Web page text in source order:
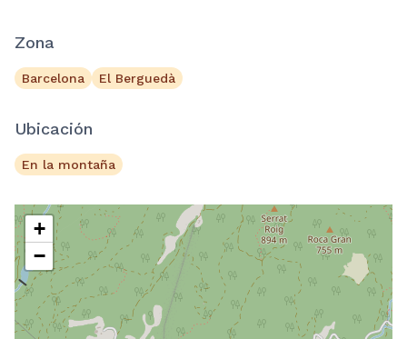
Zona
Barcelona El Berguedà
Ubicación
En la montaña
+
−